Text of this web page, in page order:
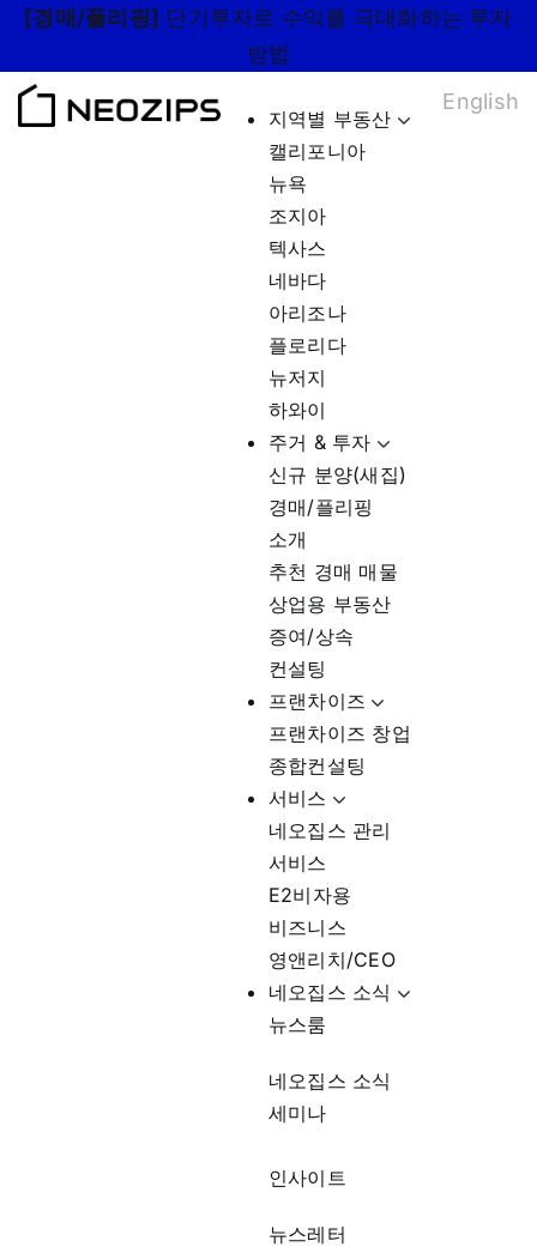
Skip
content
[경매/플리핑] 단기투자로 수익률 극대화하는 투자
방법
지역별 부동산
캘리포니아
뉴욕
조지아
텍사스
네바다
아리조나
플로리다
뉴저지
하와이
주거 & 투자
신규 분양(새집)
경매/플리핑
소개
추천 경매 매물
상업용 부동산
증여/상속
컨설팅
프랜차이즈
프랜차이즈 창업
종합컨설팅
서비스
네오집스 관리
서비스
E2비자용
비즈니스
영앤리치/CEO
네오집스 소식
뉴스룸
네오집스 소식
세미나
인사이트
뉴스레터
English